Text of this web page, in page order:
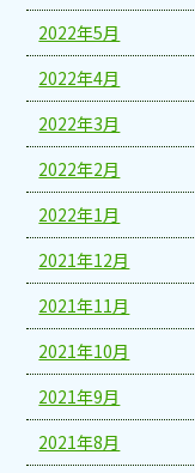
2022年5月
2022年4月
2022年3月
2022年2月
2022年1月
2021年12月
2021年11月
2021年10月
2021年9月
2021年8月